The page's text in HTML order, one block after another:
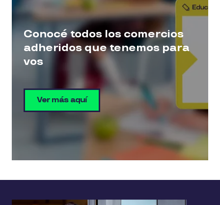
Conocé todos los comercios
adheridos que tenemos para
vos
Ver más aquí